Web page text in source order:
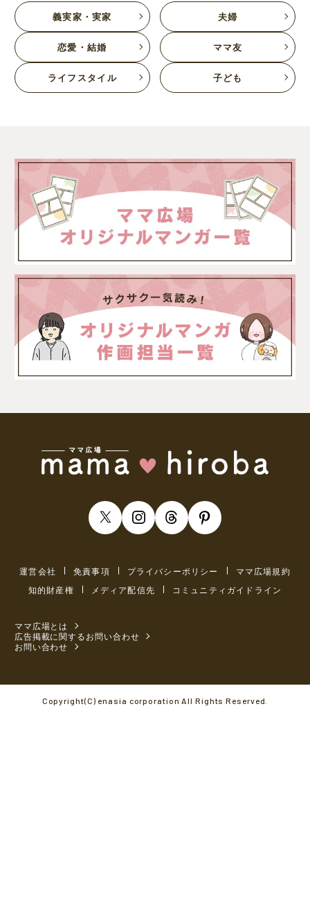
義実家・実家 夫婦
恋愛・結婚 ママ友
ライフスタイル 子ども
運営会社 免責事項 プライバシーポリシー
ママ広場規約
知的財産権
メディア配信先 コミュニティガイドライン
ママ広場とは
広告掲載に関するお問い合わせ
お問い合わせ
Copyright(C) enasia corporation All Rights Reserved.